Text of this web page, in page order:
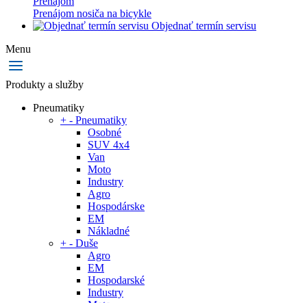
Prenájom nosiča na bicykle
Objednať termín servisu
Menu
Produkty a služby
Pneumatiky
+ - Pneumatiky
Osobné
SUV 4x4
Van
Moto
Industry
Agro
Hospodárske
EM
Nákladné
+ - Duše
Agro
EM
Hospodarské
Industry